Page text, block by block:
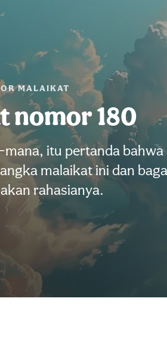
MALAIKAT
nomor 180
itu pertanda
malaikat ini dan
rahasianya.